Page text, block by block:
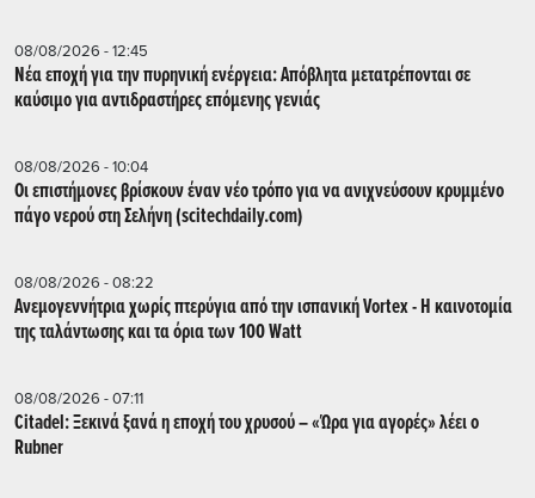
08/08/2026 - 12:45
Νέα εποχή για την πυρηνική ενέργεια: Απόβλητα μετατρέπονται σε
καύσιμο για αντιδραστήρες επόμενης γενιάς
08/08/2026 - 10:04
Οι επιστήμονες βρίσκουν έναν νέο τρόπο για να ανιχνεύσουν κρυμμένο
πάγο νερού στη Σελήνη (scitechdaily.com)
08/08/2026 - 08:22
Ανεμογεννήτρια χωρίς πτερύγια από την ισπανική Vortex - Η καινοτομία
της ταλάντωσης και τα όρια των 100 Watt
08/08/2026 - 07:11
Citadel: Ξεκινά ξανά η εποχή του χρυσού – «Ώρα για αγορές» λέει ο
Rubner